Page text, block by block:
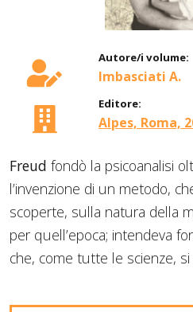
Autore/i volume:
Imbasciati A.
Editore:
Alpes, Roma,
Freud fondò la psicoanalisi
l’invenzione di un metodo,
scoperte, sulla natura della
per quell’epoca; intendeva
che, come tutte le scienze,